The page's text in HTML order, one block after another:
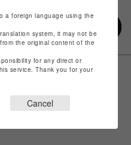
a foreign language using the
system, it may not be
the original content of the
for any direct or
service. Thank you for your
Cancel